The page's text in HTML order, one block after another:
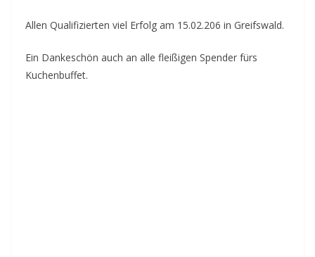
Allen Qualifizierten viel Erfolg am 15.02.206 in Greifswald.
Ein Dankeschön auch an alle fleißigen Spender fürs
Kuchenbuffet.